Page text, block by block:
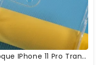
Coque IPhone 11 Pro Transparente Angles Renforcés